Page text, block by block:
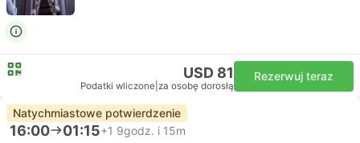
USD 81
Podatki wliczone za osobę dorosłą
Rezerwuj teraz
Natychmiastowe potwierdzenie
16:00 01:15+1 9godz. i 15m